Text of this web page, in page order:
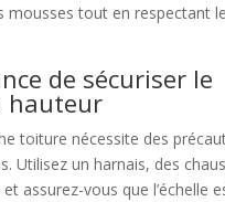
mousses tout en respectant le
de sécuriser le
hauteur
toiture nécessite des
Utilisez un harnais, des
assurez-vous que l’échelle